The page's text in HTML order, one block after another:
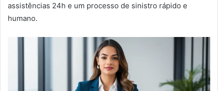
assistências 24h e um processo de sinistro rápido e
humano.